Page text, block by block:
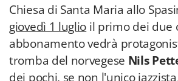
Chiesa di Santa Maria allo
giovedì 1 luglio il primo dei due
abbonamento vedrà
tromba del norvegese Nils
dei pochi, se non l'unico